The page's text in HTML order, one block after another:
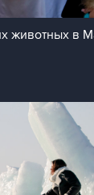
животных в